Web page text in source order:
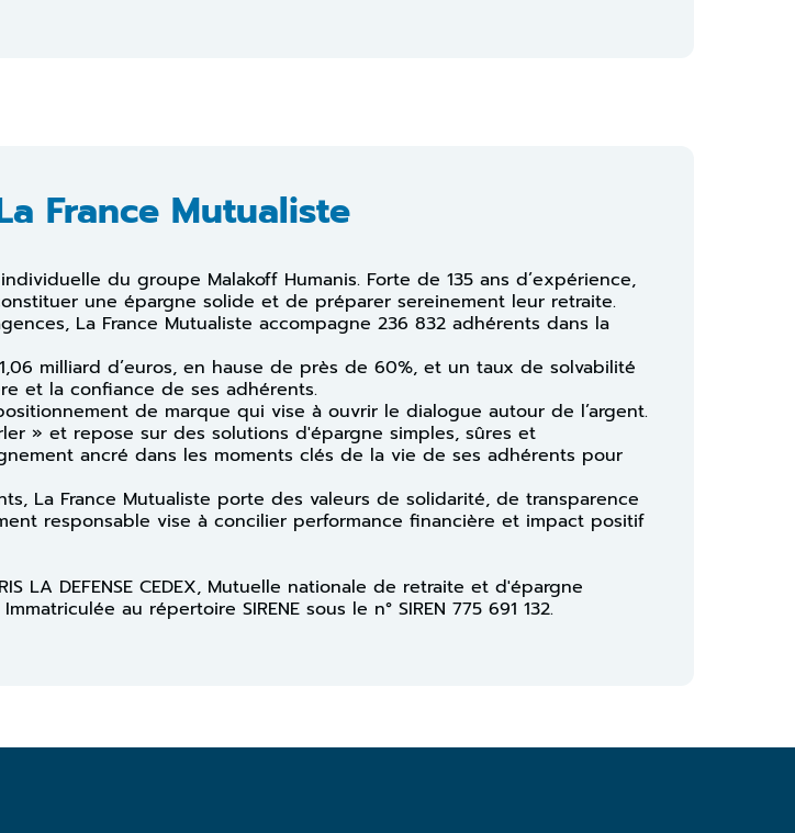
France Mutualiste
du groupe Malakoff Humanis. Forte de 135 ans d’expérience,
une épargne solide et de préparer sereinement leur retraite.
La France Mutualiste accompagne 236 832 adhérents dans la
milliard d’euros, en hause de près de 60%, et un taux de solvabilité
et la confiance de ses adhérents.
de marque qui vise à ouvrir le dialogue autour de l’argent.
» et repose sur des solutions d'épargne simples, sûres et
ancré dans les moments clés de la vie de ses adhérents pour
La France Mutualiste porte des valeurs de solidarité, de transparence
responsable vise à concilier performance financière et impact positif
LA DEFENSE CEDEX, Mutuelle nationale de retraite et d'épargne
au répertoire SIRENE sous le n° SIREN 775 691 132.